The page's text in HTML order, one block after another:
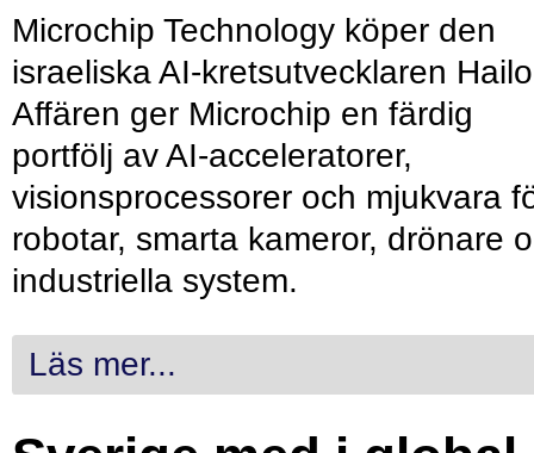
Microchip Technology köper den
israeliska AI-kretsutvecklaren
Affären ger Microchip en färdig
portfölj av AI-acceleratorer,
visionsprocessorer och mjukvara
robotar, smarta kameror, drönare
industriella system.
Läs mer...